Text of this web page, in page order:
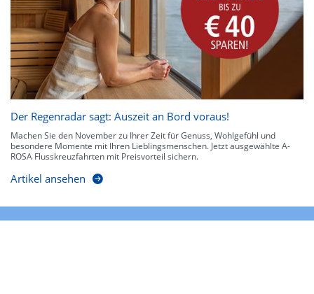
Der Regenradar sagt: Auszeit an Bord voraus!
Machen Sie den November zu Ihrer Zeit für Genuss, Wohlgefühl und
besondere Momente mit Ihren Lieblingsmenschen. Jetzt ausgewählte A-
ROSA Flusskreuzfahrten mit Preisvorteil sichern.
Artikel ansehen